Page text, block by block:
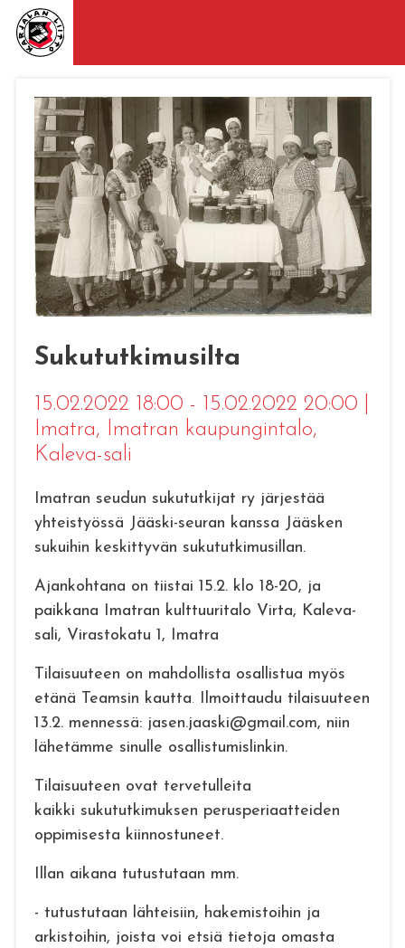
Sukututkimusilta
15.02.2022 18:00 - 15.02.2022 20:00
Imatra, Imatran kaupungintalo,
Kaleva-sali
Imatran seudun sukututkijat ry järjestää
yhteistyössä Jääski-seuran kanssa Jääsken
sukuihin keskittyvän sukututkimusillan.
Ajankohtana on tiistai 15.2. klo 18-20, ja
paikkana Imatran kulttuuritalo Virta, Kaleva-
sali, Virastokatu 1, Imatra
Tilaisuuteen on mahdollista osallistua myös
etänä Teamsin kautta. Ilmoittaudu tilaisuuteen
13.2. mennessä: jasen.jaaski@gmail.com, niin
lähetämme sinulle osallistumislinkin.
Tilaisuuteen ovat tervetulleita
kaikki sukututkimuksen perusperiaatteiden
oppimisesta kiinnostuneet.
Illan aikana tutustutaan mm.
- tutustutaan lähteisiin, hakemistoihin ja
arkistoihin, joista voi etsiä tietoja omasta